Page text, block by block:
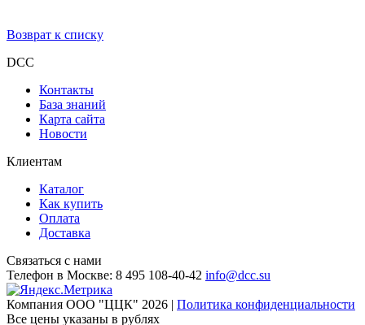
Возврат к списку
DCC
Контакты
База знаний
Карта сайта
Новости
Клиентам
Каталог
Как купить
Оплата
Доставка
Связаться с нами
Телефон в Москве: 8 495 108-40-42 info@dcc.su
Компания ООО "ЦЦК" 2026 | Политика конфиденциальности
Все цены указаны в рублях